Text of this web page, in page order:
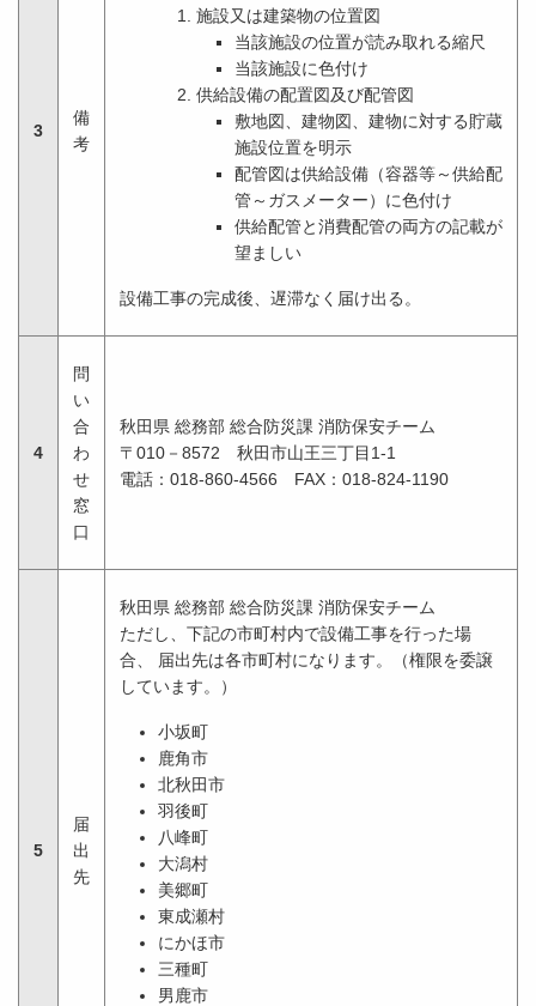
3
備
考
施設又は建築物の位置図
当該施設の位置が読み取れる縮尺
当該施設に色付け
供給設備の配置図及び配管図
敷地図、建物図、建物に対する貯蔵
施設位置を明示
配管図は供給設備（容器等～供給配
管～ガスメーター）に色付け
供給配管と消費配管の両方の記載が
望ましい
設備工事の完成後、遅滞なく届け出る。
4
問
い
合
わ
せ
窓
口
秋田県 総務部 総合防災課 消防保安チーム
〒010－8572 秋田市山王三丁目1-1
電話：018-860-4566 FAX：018-824-1190
5
届
出
先
秋田県 総務部 総合防災課 消防保安チーム
ただし、下記の市町村内で設備工事を行った場
合、 届出先は各市町村になります。（権限を委譲
しています。）
小坂町
鹿角市
北秋田市
羽後町
八峰町
大潟村
美郷町
東成瀬村
にかほ市
三種町
男鹿市